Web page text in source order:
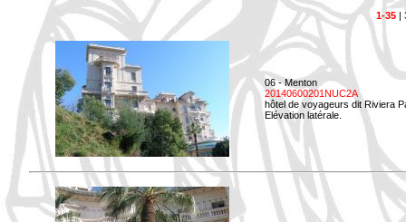
1-35|
06 - Menton
20140600201NUC2A
hôtel de voyageurs dit Riviera
Elévation latérale.